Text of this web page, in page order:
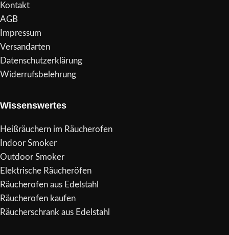
Kontakt
AGB
Impressum
Versandarten
Datenschutzerklärung
Widerrufsbelehrung
Wissenswertes
Heißräuchern im Räucherofen
Indoor Smoker
Outdoor Smoker
Elektrische Räucheröfen
Räucherofen aus Edelstahl
Räucherofen kaufen
Räucherschrank aus Edelstahl